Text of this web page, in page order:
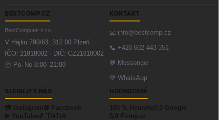
BESTCOMP.CZ
BestComputer s.r.o.
V Hájku 790/63, 312 00 Plzeň
IČO: 21818002 · DIČ: CZ21818002
🕐 Po–Ne 8:00–21:00
KONTAKT
📧 info@bestcomp.cz
📞 +420 602 443 351
💬 Messenger
💚 WhatsApp
SLEDUJTE NÁS HODNOCENÍ